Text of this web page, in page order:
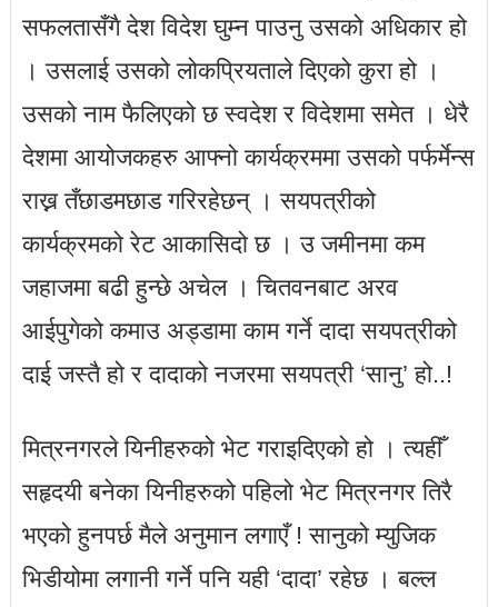
सफलतासँगै देश विदेश घुम्न पाउनु उसको अधिकार हो
। उसलाई उसको लोकप्रियताले दिएको कुरा हो ।
उसको नाम फैलिएको छ स्वदेश र विदेशमा समेत । धेरै
देशमा आयोजकहरु आफ्नो कार्यक्रममा उसको पर्फर्मेन्स
राख्न तँछाडमछाड गरिरहेछन् । सयपत्रीको
कार्यक्रमको रेट आकासिदो छ । उ जमीनमा कम
जहाजमा बढी हुन्छे अचेल । चितवनबाट अरव
आईपुगेको कमाउ अड्डामा काम गर्ने दादा सयपत्रीको
दाई जस्तै हो र दादाको नजरमा सयपत्री ‘सानु’ हो..!
मित्रनगरले यिनीहरुको भेट गराइदिएको हो । त्यहीँ
सहृदयी बनेका यिनीहरुको पहिलो भेट मित्रनगर तिरै
भएको हुनपर्छ मैले अनुमान लगाएँ ! सानुको म्युजिक
भिडीयोमा लगानी गर्ने पनि यही ‘दादा’ रहेछ । बल्ल